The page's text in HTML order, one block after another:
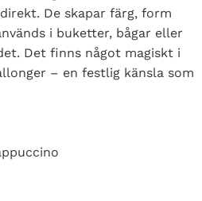
De skapar färg, form
i buketter, bågar eller
Det finns något magiskt i
– en festlig känsla som